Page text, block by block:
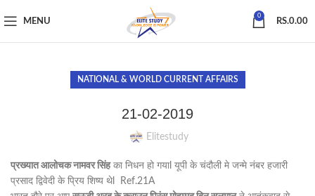
MENU
0
RS.0.00
NATIONAL & WORLD CURRENT AFFAIRS
21-02-2019
Elitestudy
प्रख्यात आलोचक नामवर सिंहका निधन हो गयाl यूपी के चंदौली मे जन्मे नंबर हजारी
प्रसाद द्विवेदी के प्रिय शिष्य थेl Ref.21A